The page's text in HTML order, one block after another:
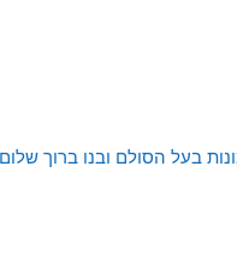
בעל הסולם ובנו ברוך